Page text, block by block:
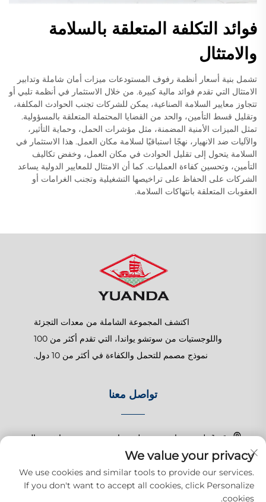
فوائد التكلفة المتعلقة بالسلامة
والامتثال
تشمل بنية أسعار أنظمة رفوف المستودعات ميزات أمان شاملة وتدابير
الامتثال التي تقدم فوائد مالية كبيرة. من خلال الاستثمار في أنظمة تلبي أو
تتجاوز معايير السلامة الصناعية، يمكن للشركات تجنب الحوادث المكلفة،
وتقليل قسط التأمين، والحد من القضايا المحتملة المتعلقة بالمسؤولية.
تمثل الميزات الأمنية المضمنة، مثل مؤشرات الحمل، وحماية التأثير،
والآليات ضد الانهيار، نهجًا استباقيًا لسلامة مكان العمل. هذا الاستثمار في
السلامة يتحول إلى تقليل الحوادث في مكان العمل، وخفض تكاليف
التأمين، وتحسين كفاءة العمليات. كما أن الامتثال للمعايير الدولية يساعد
الشركات على الحفاظ على تراخيصها التشغيلية وتجنب الغرامات أو
العقوبات المتعلقة بانتهاكات السلامة.
اكتشف المجموعة الشاملة من معدات التجزئة
واللوجستيات من سوتشو يواندا، التي تقدم أكثر من 100
نموذج مصمم للتحمل والكفاءة في أكثر من 10 دول.
تواصل معنا
رقم 1 طريق تشانغتشون، بلدة شانغهو، سوزهو، جيانغسو، الصين
+86-15150179453
[email protected]
We value your privacy
We use cookies and similar tools to provide our services.
If you don't want to accept all cookies, click Personalize
cookies.